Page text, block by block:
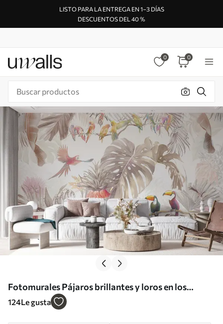
LISTO PARA LA ENTREGA EN 1–3 DÍAS
DESCUENTOS DEL 40 %
0 0
Fotomurales Pájaros brillantes y loros en los
trópicos Nr. u74490
124Le gusta